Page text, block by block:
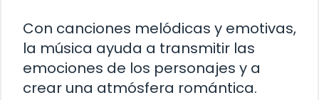
Con canciones melódicas y emotivas,
la música ayuda a transmitir las
emociones de los personajes y a
crear una atmósfera romántica.